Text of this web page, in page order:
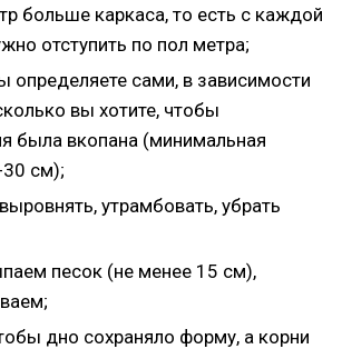
больше каркаса, то есть с каждой
отступить по пол метра;
определяете сами, в зависимости
вы хотите, чтобы
была вкопана (минимальная
30 см);
утрамбовать, убрать
песок (не менее 15 см),
дно сохраняло форму, а корни